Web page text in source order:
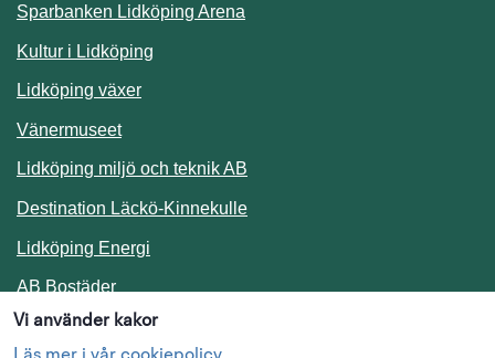
Vi använder kakor
Sparbanken Lidköping Arena
Kultur i Lidköping
Lidköping växer
Vänermuseet
Lidköping miljö och teknik AB
Destination Läckö-KinnekulleLänk till annan webbplats.
Lidköping Energi
AB BostäderLänk till annan webbplats.
Följ oss i sociala medier